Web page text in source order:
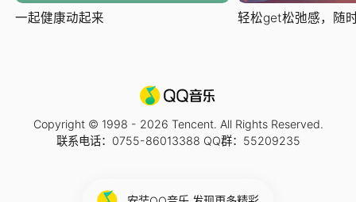
一起健康动起来 轻松get松弛感，随
Copyright © 1998 - 2026 Tencent. All Rights Reserved.
联系电话：0755-86013388 QQ群：55209235